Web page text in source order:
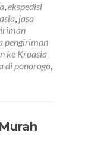
,ekspedisi
, jasa
pengiriman
ke Kroasia
di ponorogo,